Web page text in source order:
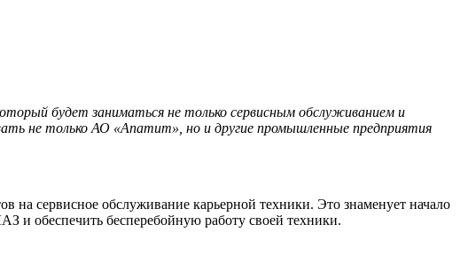
будет заниматься не только сервисным обслуживанием и
не только АО «Апатит», но и другие промышленные предприятия
на сервисное обслуживание карьерной техники. Это знаменует начало
и обеспечить бесперебойную работу своей техники.